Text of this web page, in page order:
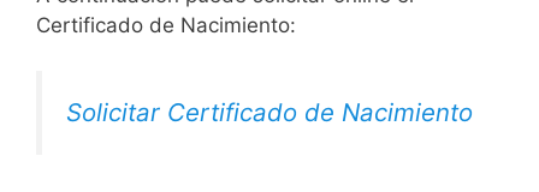
Certificado de Nacimiento:
Solicitar Certificado de Nacimiento